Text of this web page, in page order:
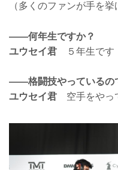
（多くのファンが手を
――何年生ですか？
ユウセイ君 ５年生です
――格闘技やっているの
ユウセイ君 空手をやっ